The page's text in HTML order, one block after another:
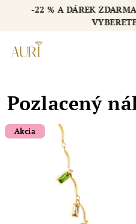
-22 % A DÁREK
Pozlacený
Akcia
Chatbot šperkovnice